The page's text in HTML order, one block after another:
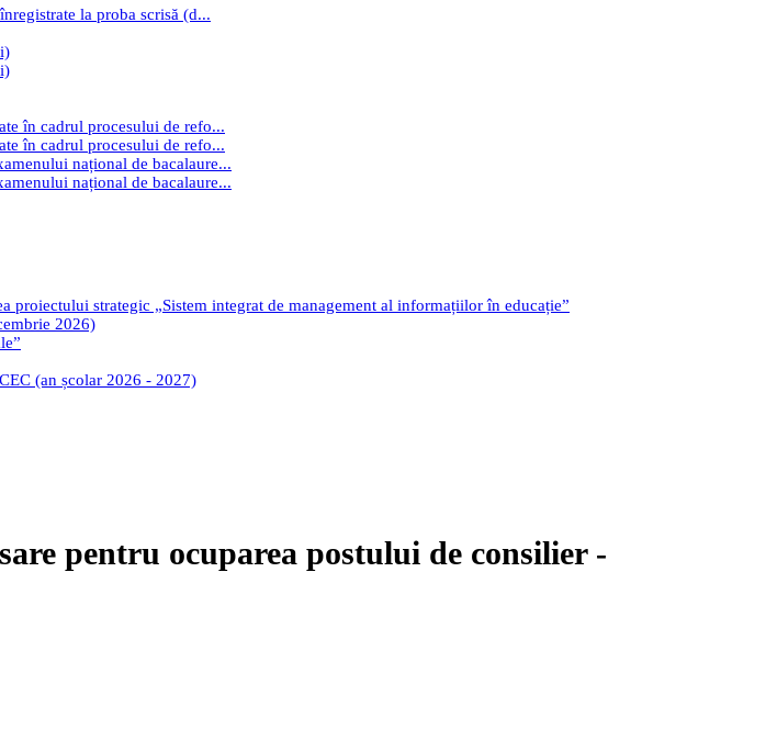
la proba scrisă (d...
în cadrul procesului de refo...
în cadrul procesului de refo...
național de bacalaure...
național de bacalaure...
strategic „Sistem integrat de management al informațiilor în educație”
2026)
(an școlar 2026 - 2027)
pentru ocuparea postului de consilier -